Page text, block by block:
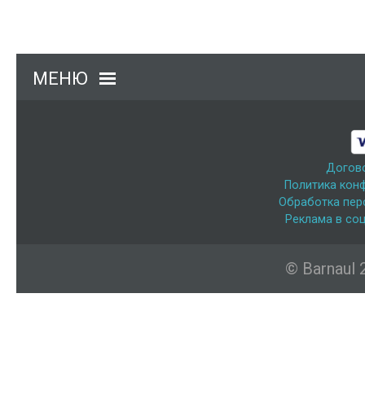
МЕНЮ
Политика
Обработка
Реклама в
© Barnaul